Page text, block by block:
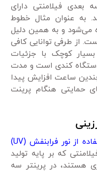
بعدی فیلامنتی دارای
به عنوان مثال خطوط
می‌شود و به همین دلیل
از طرفی توانایی کافی
کوچک با جزئیات
دستگاه کندی است و مدت
ساعت افزایش پیدا
حمایتی هنگام پرینت
پرینترهای سه بعدی رزینی با استفاده از نور فرابنفش (UV)
که بر پایه تولید
هستند، در پرینتر سه